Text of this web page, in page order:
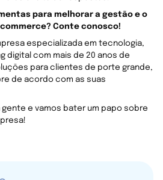
para melhorar a gestão e o
Conte conosco!
especializada em tecnologia,
digital com mais de 20 anos de
para clientes de porte grande,
de acordo com as suas
e vamos bater um papo sobre